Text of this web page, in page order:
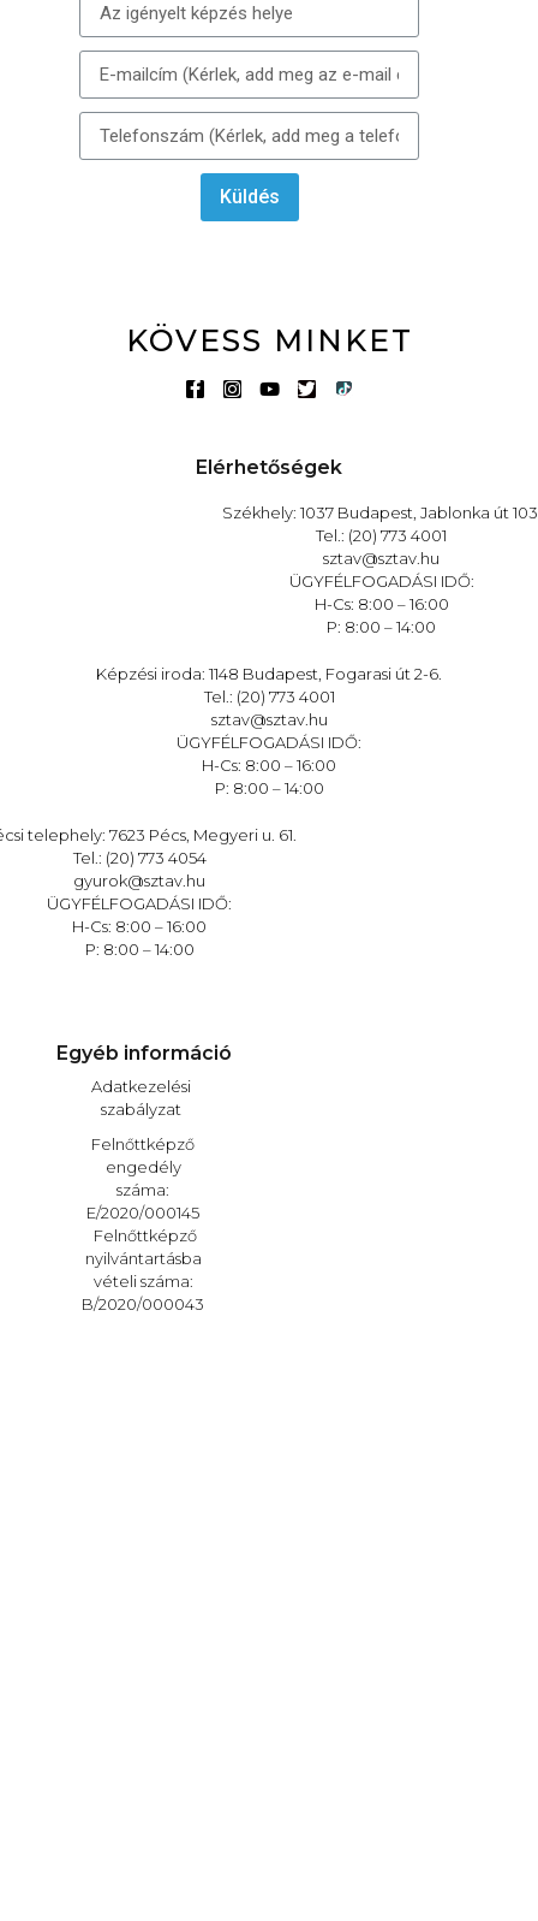
Küldés
KÖVESS MINKET
Elérhetőségek
Székhely: 1037 Budapest, Jablonka út
Tel.: (20) 773 4001
sztav@sztav.hu
ÜGYFÉLFOGADÁSI IDŐ:
H-Cs: 8:00 – 16:00
P: 8:00 – 14:00
Képzési iroda: 1148 Budapest, Fogarasi út 2-6.
Tel.: (20) 773 4001
sztav@sztav.hu
ÜGYFÉLFOGADÁSI IDŐ:
H-Cs: 8:00 – 16:00
P: 8:00 – 14:00
telephely: 7623 Pécs, Megyeri u. 61.
Tel.: (20) 773 4054
gyurok@sztav.hu
ÜGYFÉLFOGADÁSI IDŐ:
H-Cs: 8:00 – 16:00
P: 8:00 – 14:00
Egyéb információ
Adatkezelési
szabályzat
Felnőttképző
engedély
száma:
E/2020/000145
Felnőttképző
nyilvántartásba
vételi száma:
B/2020/000043